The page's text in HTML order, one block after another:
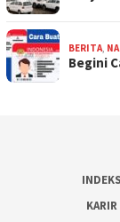
BERITA,
Begini
INDEKS
KARIR